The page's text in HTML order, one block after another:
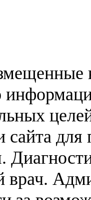
сайта
врач.